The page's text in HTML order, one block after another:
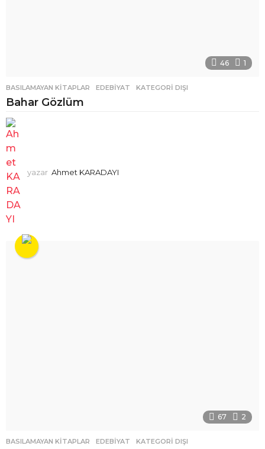
46 1
BASILAMAYAN KITAPLAR ,EDEBIYAT ,KATEGORI DIŞI
Bahar Gözlüm
yazar Ahmet KARADAYI
67 2
BASILAMAYAN KITAPLAR ,EDEBIYAT ,KATEGORI DIŞI